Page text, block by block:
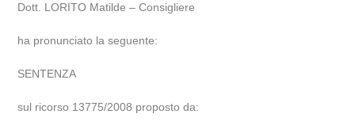
Dott. LORITO Matilde – Consigliere
ha pronunciato la seguente:
SENTENZA
sul ricorso 13775/2008 proposto da: